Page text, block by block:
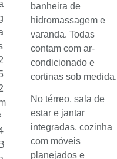
B
banheira de
hidromassagem e
varanda. Todas
contam com ar-
condicionado e
cortinas sob medida.
No térreo, sala de
estar e jantar
integradas, cozinha
com móveis
planejados e